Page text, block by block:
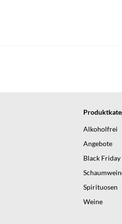
Alkoholfrei
Angebote
Black Friday
Spirituosen
Weine